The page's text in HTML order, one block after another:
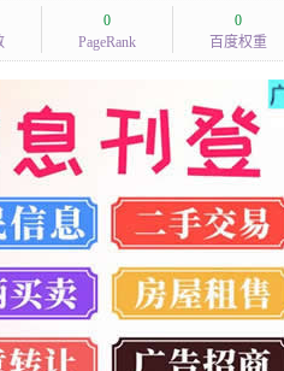
0
PageRank
0
百度权重